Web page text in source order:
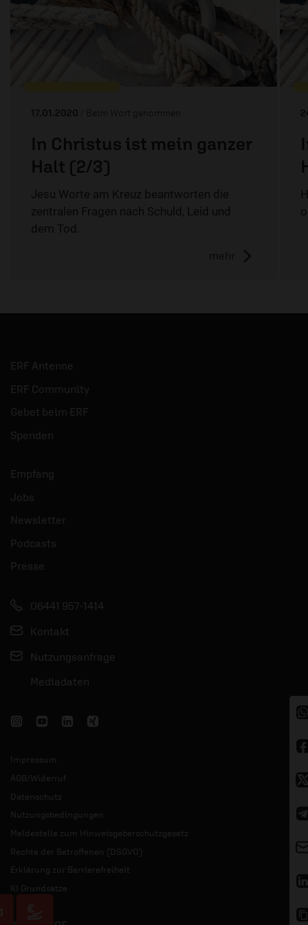
17.01.2020 / Beim Wort genommen
In Christus ist mein ganzer
Halt (2/3)
Jesu Worte am Kreuz beantworten die
zentralen Fragen nach Schuld, Leid und
dem Tod.
mehr
ERF Antenne
ERF Community
Gebet beim ERF
Spenden
Empfang
Jobs
Newsletter
Podcasts
Presse
06441 957-1414
Kontakt
Nutzungsanfrage
Mediadaten
Impressum
AGB/Widerruf
Datenschutz
Nutzungsbedingungen
Meldestelle zum Hinweisgeberschutzgesetz
Rechte der Betroffenen (DSGVO)
Erklärung zur Barrierefreiheit
KI Grundsätze